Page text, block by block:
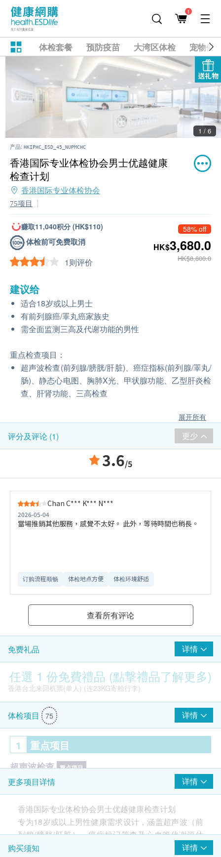
1
体检套餐 预防疫苗 大湾区体检 宠物健
送礼物
2 / 6
产品: HKIPHC_ESD_45_NUPMCHC
香港国际专业体检协会男士优越健康
检查计划
香港国际专业体检协会
75项目
赚取11,040积分 (HK$110)
体检前可免费取消
1则评价
58% off
HK$3,680.0
HK$8,800.0
建议给
适合18岁或以上男士
有前列腺癌/睪丸癌家族史
需全面监测三高及代谢功能的男性
重点检查项目：
超声波检查(前列腺/膀胱/肝脏)、癌症指标(前列腺/睪丸/
肠)、静态心电图、胸肺X光、甲状腺功能、乙型肝炎检
查、肝肾功能、三高检查
展开所有
评分及评论 (1) 更少
3.6/5
Chan C*** K*** N***
2026-05-04
當場推銷其他服務，感覺不太好。 此外，等待時間也稍長。
订购流程顺畅 体检地点方便 体检环境舒适​
查看所有评论
免费礼品 详情
任選 1 份免費禮品 (點撃禮品了解更多)
香港台北来回机票(单人) (连23KG寄舱行李)
Smartech - “Easy Cook”智能迷你多功能电饭煲(原价$828)
体检项目 75 详情
1 重点项目
超声波检查 重点项目
前列腺超声波- 只限男士
B超檢查- 膀胱
癌症指标 重点项目
前列腺癌抗原
更多项目详情 详情
香港国际专业体检协会男士优越健康检查计划
专为18岁或以上男性健康需求设计，涵盖超声波（前
列腺/膀胱/肝脏）、癌症标记筛查及心血管代谢评估
等，助您及早发现潜在风险，守护身心健康。
购买须知 详情